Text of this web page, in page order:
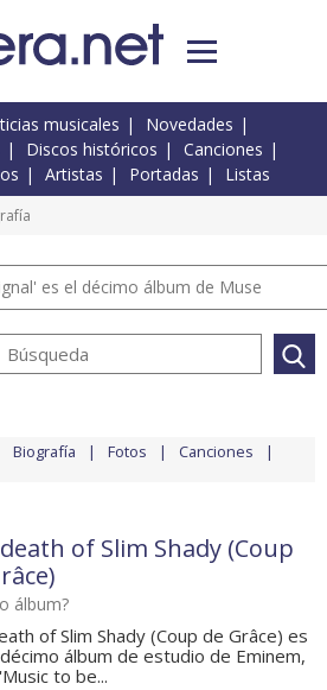
musicales
Novedades
Discos históricos
Canciones
Artistas Portadas Listas
es el décimo álbum de Muse
Biografía Fotos Canciones
of Slim Shady (Coup
álbum?
of Slim Shady (Coup de Grâce) es
álbum de estudio de Eminem,
to be...